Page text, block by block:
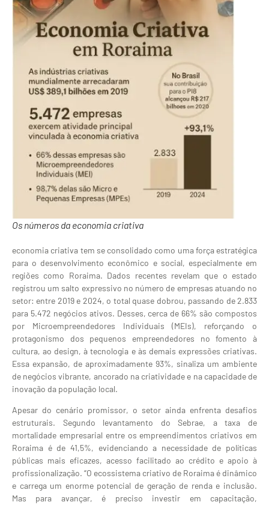
Os números da economia criativa
economia criativa tem se consolidado como uma força estratégica
para o desenvolvimento econômico e social, especialmente em
regiões como Roraima. Dados recentes revelam que o estado
registrou um salto expressivo no número de empresas atuando no
setor: entre 2019 e 2024, o total quase dobrou, passando de 2.833
para 5.472 negócios ativos. Desses, cerca de 66% são compostos
por Microempreendedores Individuais (MEIs), reforçando o
protagonismo dos pequenos empreendedores no fomento à
cultura, ao design, à tecnologia e às demais expressões criativas.
Essa expansão, de aproximadamente 93%, sinaliza um ambiente
de negócios vibrante, ancorado na criatividade e na capacidade de
inovação da população local.
Apesar do cenário promissor, o setor ainda enfrenta desafios
estruturais. Segundo levantamento do Sebrae, a taxa de
mortalidade empresarial entre os empreendimentos criativos em
Roraima é de 41,5%, evidenciando a necessidade de políticas
públicas mais eficazes, acesso facilitado ao crédito e apoio à
profissionalização. “O ecossistema criativo de Roraima é dinâmico
e carrega um enorme potencial de geração de renda e inclusão.
Mas para avançar, é preciso investir em capacitação,